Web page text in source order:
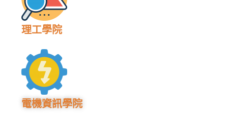
理工學院
電機資訊學院